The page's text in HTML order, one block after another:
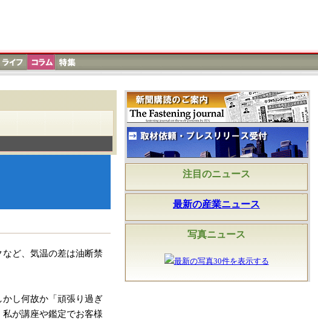
ど、気温の差は油断禁
し何故か「頑張り過ぎ
が講座や鑑定でお客様
注目のニュース
最新の産業ニュース
写真ニュース
最新の写真30件を表示する